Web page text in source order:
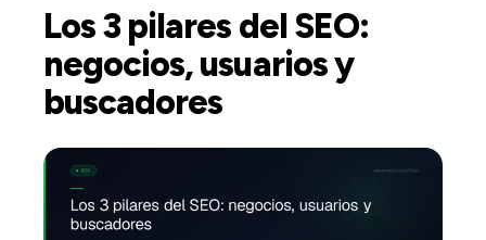
Los 3 pilares del SEO:
negocios, usuarios y
buscadores